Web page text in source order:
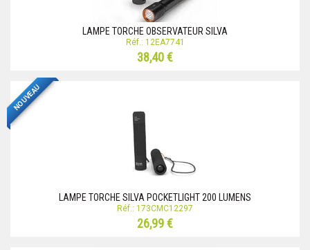
LAMPE TORCHE OBSERVATEUR SILVA
Réf.: 12EA7741
38,40 €
NOUVEAU
LAMPE TORCHE SILVA POCKETLIGHT 200 LUMENS
Réf.: 173CMC12297
26,99 €